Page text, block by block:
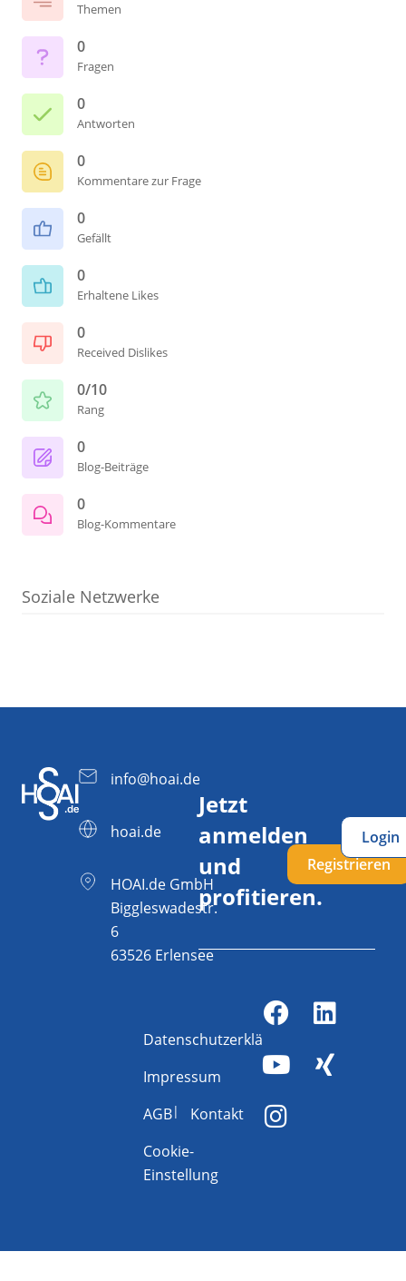
Themen
0
Fragen
0
Antworten
0
Kommentare zur Frage
0
Gefällt
0
Erhaltene Likes
0
Received Dislikes
0/10
Rang
0
Blog-Beiträge
0
Blog-Kommentare
Soziale Netzwerke
info@hoai.de
hoai.de
HOAI.de GmbH
Biggleswadestr.
6
63526 Erlensee
Jetzt
anmelden
und
profitieren.
Registrieren
Login
Datenschutzerklärung
Impressum
AGB
Kontakt
Cookie-
Einstellung